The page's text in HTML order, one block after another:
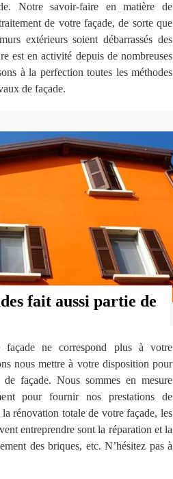
Notre savoir-faire en matière de
de votre façade, de sorte que
extérieurs soient débarrassés des
est en activité depuis de nombreuses
à la perfection toutes les méthodes
de façade.
fait aussi partie de
ne correspond plus à votre
nous mettre à votre disposition pour
façade. Nous sommes en mesure
pour fournir nos prestations de
rénovation totale de votre façade, les
entreprendre sont la réparation et la
des briques, etc. N’hésitez pas à